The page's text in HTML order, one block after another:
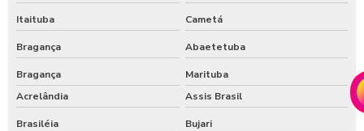
Itaituba Cametá
Bragança Abaetetuba
Bragança
Marituba
Acrelândia
Assis Brasil
Brasiléia Bujari